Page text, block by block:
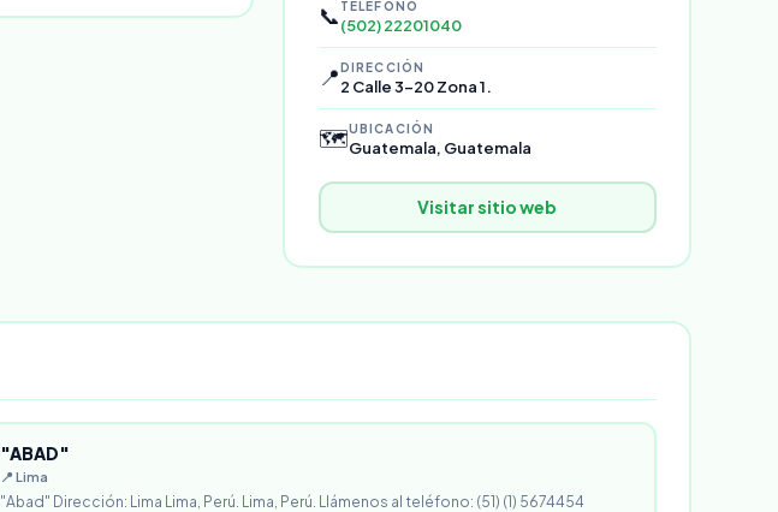
📞 TELÉFONO
(502) 22201040
📍DIRECCIÓN
2 Calle 3-20 Zona 1.
🗺️UBICACIÓN
Guatemala, Guatemala
Visitar sitio web
"ABAD"
📍 Lima
"Abad" Dirección: Lima Lima, Perú. Lima, Perú. Llámenos al teléfono: (51) (1) 5674454